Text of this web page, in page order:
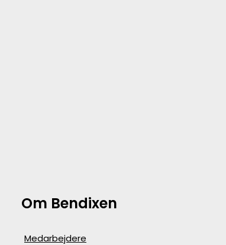
Om Bendixen
Medarbejdere